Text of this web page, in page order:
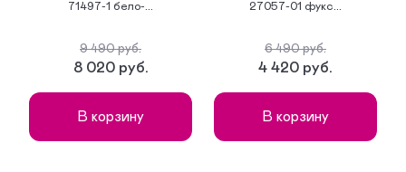
71497-1 бело-...
9 490 руб.
8 020 руб.
В корзину
27057-01 фукс...
6 490 руб.
4 420 руб.
В корзину